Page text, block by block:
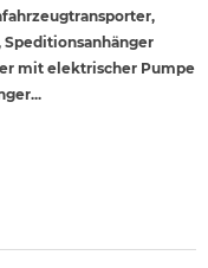
mit elektrischer Pumpe